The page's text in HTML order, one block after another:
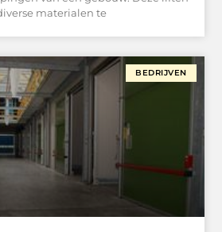
materialen te
BEDRIJVEN